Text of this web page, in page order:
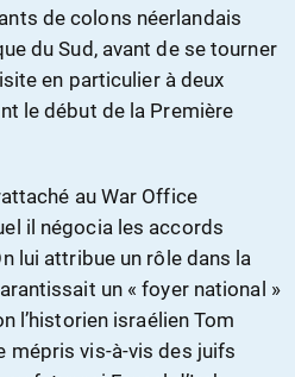
de colons néerlandais
du Sud, avant de se tourner
en particulier à deux
le début de la Première
au War Office
il négocia les accords
lui attribue un rôle dans la
un « foyer national »
l’historien israélien Tom
mépris vis-à-vis des juifs